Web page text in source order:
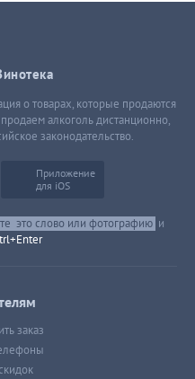
о товарах, которые продаются
алкоголь дистанционно,
законодательство.
Приложение
для iOS
это слово или фотографию и
заказ